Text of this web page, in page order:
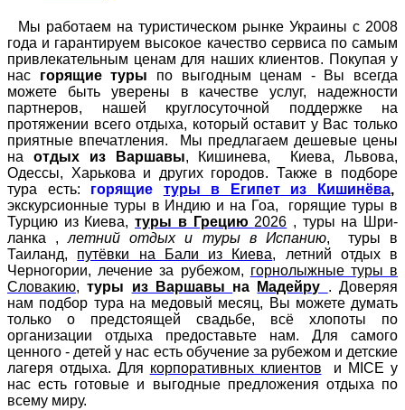
Мы работаем на туристическом рынке Украины с 2008
года и гарантируем высокое качество сервиса по самым
привлекательным ценам для наших клиентов. Покупая у
нас горящие туры по выгодным ценам - Вы всегда
можете быть уверены в качестве услуг, надежности
партнеров, нашей круглосуточной поддержке на
протяжении всего отдыха, который оставит у Вас только
приятные впечатления. Мы предлагаем дешевые цены
на отдых из Варшавы, Кишинева, Киева, Львова,
Одессы, Харькова и других городов. Также в подборе
тура есть: горящие туры в Египет из Кишинёва,
экскурсионные туры в Индию и на Гоа, горящие туры в
Турцию из Киева,туры в Грецию2026 , туры на Шри-
ланка ,летний отдых и туры в Испанию, туры в
Таиланд, путёвки на Бали из Киева, летний отдых в
Черногории, лечение за рубежом, горнолыжные туры в
Словакию,туры из Варшавы на Мадейру . Доверяя
нам подбор тура на медовый месяц, Вы можете думать
только о предстоящей свадьбе, всё хлопоты по
организации отдыха предоставьте нам. Для самого
ценного - детей у нас есть обучение за рубежом и детские
лагеря отдыха. Для корпоративных клиентов и MICE у
нас есть готовые и выгодные предложения отдыха по
всему миру.